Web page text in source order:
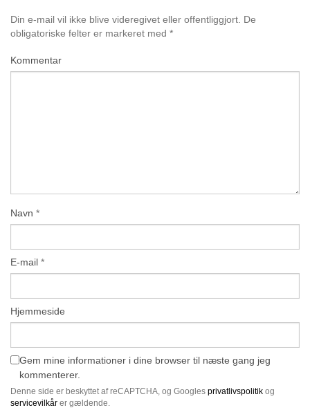
Din e-mail vil ikke blive videregivet eller offentliggjort. De
obligatoriske felter er markeret med *
Kommentar
Navn *
E-mail *
Hjemmeside
Gem mine informationer i dine browser til næste gang jeg
kommenterer.
Denne side er beskyttet af reCAPTCHA, og Googles privatlivspolitik og
servicevilkår er gældende.